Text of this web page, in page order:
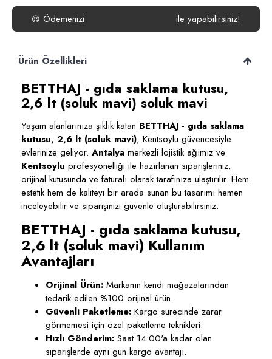
😍Ödemenizi ile yapabilirsiniz!
Ürün Özellikleri
BETTHAJ - gıda saklama kutusu,
2,6 lt (soluk mavi) soluk mavi
Yaşam alanlarınıza şıklık katan BETTHAJ - gıda saklama
kutusu, 2,6 lt (soluk mavi), Kentsoylu güvencesiyle
evlerinize geliyor. Antalya merkezli lojistik ağımız ve
Kentsoylu profesyonelliği ile hazırlanan siparişleriniz,
orijinal kutusunda ve faturalı olarak tarafınıza ulaştırılır. Hem
estetik hem de kaliteyi bir arada sunan bu tasarımı hemen
inceleyebilir ve siparişinizi güvenle oluşturabilirsiniz.
BETTHAJ - gıda saklama kutusu,
2,6 lt (soluk mavi) Kullanım
Avantajları
Orijinal Ürün: Markanın kendi mağazalarından
tedarik edilen %100 orijinal ürün.
Güvenli Paketleme: Kargo sürecinde zarar
görmemesi için özel paketleme teknikleri.
Hızlı Gönderim: Saat 14:00'a kadar olan
siparişlerde aynı gün kargo avantajı.